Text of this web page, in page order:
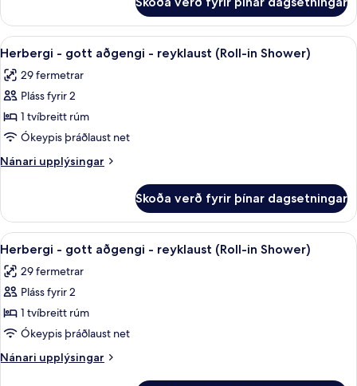
tvíbreitt
rúm
-
útsýni
yfir
á
herbergi
1
tvíbreitt
rúm
útsýni
yfir
Skoða
allar
myndir
fyrir
Herbergi
-
gott
aðgengi
reyklaust
(Roll-
in
Shower)
Öryggishólf í herbergi, skrifborð,
4
Herbergi - gott aðgengi - reyklaust (Roll-in Shower)
29 fermetrar
Pláss fyrir 2
1 tvíbreitt rúm
Ókeypis þráðlaust net
Nánari upplýsingar
Nánari
-
gott
aðgengi
reyklaust
(Roll-
Shower)
Skoða verð fyrir þínar dagsetningar
Skoða
allar
myndir
fyrir
Herbergi
-
gott
aðgengi
Öryggishólf í herbergi, skrifborð,
4
Herbergi - gott aðgengi - reyklaust (Roll-in Shower)
29 fermetrar
Pláss fyrir 2
1 tvíbreitt rúm
Ókeypis þráðlaust net
Nánari upplýsingar
Nánari